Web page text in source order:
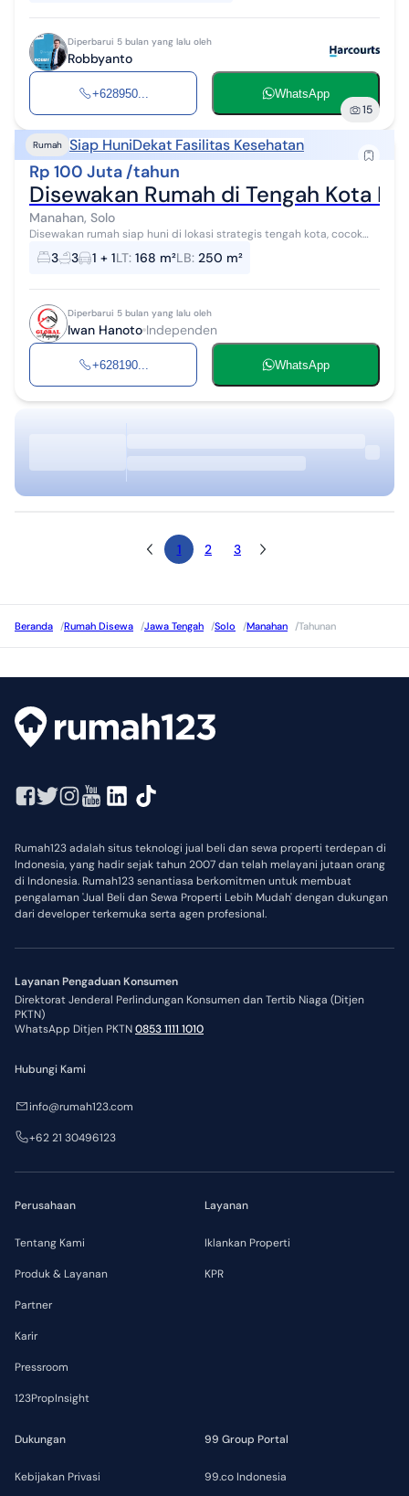
Diperbarui 5 bulan yang lalu oleh
Robbyanto
+628950... WhatsApp
15
Rumah Siap HuniDekat Fasilitas Kesehatan
Rp 100 Juta /tahun
Disewakan Rumah di Tengah Kota
Manahan, Solo
Disewakan rumah siap huni di lokasi strategis tengah kota, cocok
untuk hunian keluarga atau kantor. Bangunan terawat dengan
desain yang nyaman dan ...
3 3 1 + 1LT: 168 m²LB: 250 m²
Diperbarui 5 bulan yang lalu oleh
Iwan Hanoto Independen
+628190... WhatsApp
1 2 3
Beranda /Rumah Disewa /Jawa Tengah /Solo /Manahan /Tahunan
Rumah123 adalah situs teknologi jual beli dan sewa properti terdepan di
Indonesia, yang hadir sejak tahun 2007 dan telah melayani jutaan orang
di Indonesia. Rumah123 senantiasa berkomitmen untuk membuat
pengalaman 'Jual Beli dan Sewa Properti Lebih Mudah' dengan dukungan
dari developer terkemuka serta agen profesional.
Layanan Pengaduan Konsumen
Direktorat Jenderal Perlindungan Konsumen dan Tertib Niaga (Ditjen
PKTN)
WhatsApp Ditjen PKTN0853 1111 1010
Perusahaan
Tentang Kami
Produk & Layanan
Partner
Karir
Pressroom
123PropInsight
Layanan
Iklankan Properti
KPR
Dukungan
Kebijakan Privasi
99 Group Portal
99.co Indonesia
Hubungi Kami
info@rumah123.com
+62 21 30496123